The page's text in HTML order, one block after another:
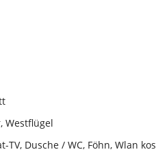
, Westflügel
TV, Dusche / WC, Föhn, Wlan